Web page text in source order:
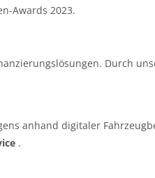
Awards 2023.
Durch
anhand digitaler
.